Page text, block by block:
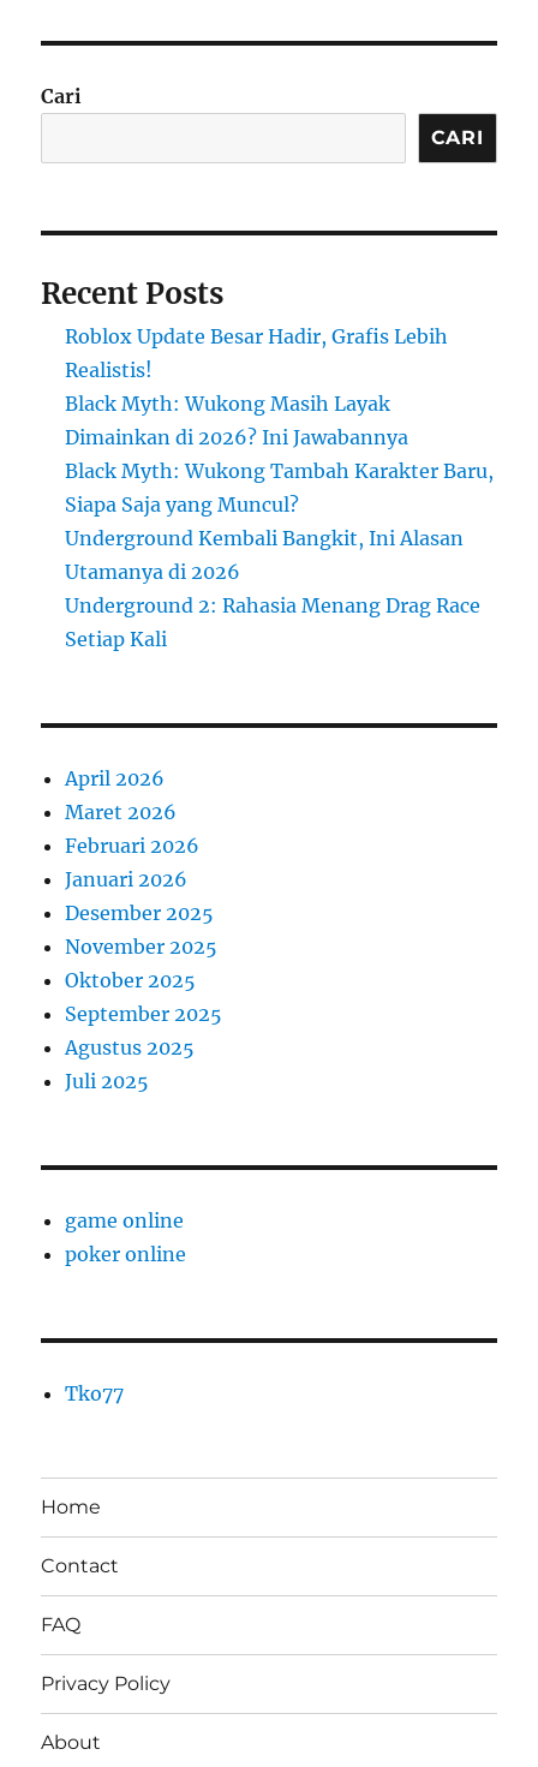
Cari
CARI
Recent Posts
Roblox Update Besar Hadir, Grafis Lebih
Realistis!
Black Myth: Wukong Masih Layak
Dimainkan di 2026? Ini Jawabannya
Black Myth: Wukong Tambah Karakter Baru,
Siapa Saja yang Muncul?
Underground Kembali Bangkit, Ini Alasan
Utamanya di 2026
Underground 2: Rahasia Menang Drag Race
Setiap Kali
April 2026
Maret 2026
Februari 2026
Januari 2026
Desember 2025
November 2025
Oktober 2025
September 2025
Agustus 2025
Juli 2025
game online
poker online
Tko77
Home
Contact
FAQ
Privacy Policy
About